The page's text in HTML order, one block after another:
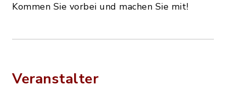
Kommen Sie vorbei und machen Sie mit!
Veranstalter